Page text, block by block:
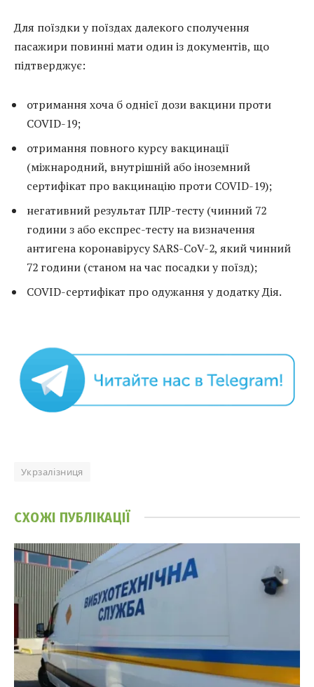
Для поїздки у поїздах далекого сполучення
пасажири повинні мати один із документів, що
підтверджує:
отримання хоча б однієї дози вакцини проти
COVID-19;
отримання повного курсу вакцинації
(міжнародний, внутрішній або іноземний
сертифікат про вакцинацію проти COVID-19);
негативний результат ПЛР-тесту (чинний 72
години з або експрес-тесту на визначення
антигена коронавірусу SARS-CoV-2, який чинний
72 години (станом на час посадки у поїзд);
COVID-сертифікат про одужання у додатку Дія.
Укрзалізниця
СХОЖІ ПУБЛІКАЦІЇ